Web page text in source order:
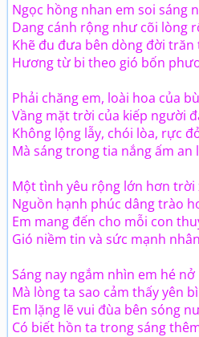
Ngọc hồng nhan em soi sáng
Dang cánh rộng như cõi lòng
Khẽ đu đưa bên dòng đời
Hương từ bi theo gió bốn
Phải chăng em, loài hoa của
Vầng mặt trời của kiếp người
Không lộng lẫy, chói lòa, rực
Mà sáng trong tia nắng ấm an
Một tình yêu rộng lớn hơn trời
Nguồn hạnh phúc dâng trào
Em mang đến cho mỗi con
Gió niềm tin và sức mạnh
Sáng nay ngắm nhìn em hé nở
Mà lòng ta sao cảm thấy yên
Em lặng lẽ vui đùa bên sóng
Có biết hồn ta trong sáng